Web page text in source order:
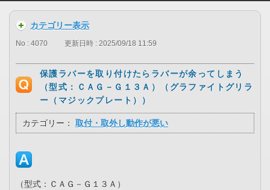
カテゴリー表示
No : 4070 更新日時 : 2025/09/18 11:59
保護ラバーを取り付けたらラバーが余ってしまう
（型式：ＣＡＧ－Ｇ１３Ａ）（グラファイトグリラ
ー（マジックプレート））
カテゴリー： 取付・取外し動作が悪い
（型式：ＣＡＧ－Ｇ１３Ａ）